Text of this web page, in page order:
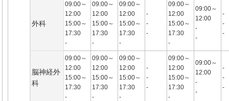
外科
09:00～
12:00
15:00～
17:30
-
09:00～
12:00
15:00～
17:30
-
09:00～
12:00
15:00～
17:30
-
-
-
-
09:00～
12:00
15:00～
17:30
-
09:00～
12:00
-
-
-
-
-
脳神経外
科
09:00～
12:00
15:00～
17:30
-
09:00～
12:00
15:00～
17:30
-
09:00～
12:00
15:00～
17:30
-
-
-
-
09:00～
12:00
15:00～
17:30
-
09:00～
12:00
-
-
-
-
-